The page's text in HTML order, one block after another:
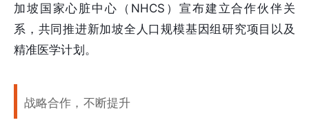
加坡国家心脏中心（NHCS）宣布建立合作伙伴关
系，共同推进新加坡全人口规模基因组研究项目以及
精准医学计划。
战略合作，不断提升